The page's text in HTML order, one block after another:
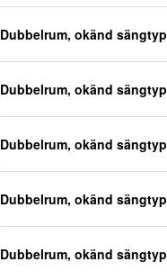
Dubbelrum, okänd sängtyp
Dubbelrum, okänd sängtyp
Dubbelrum, okänd sängtyp
Dubbelrum, okänd sängtyp
Dubbelrum, okänd sängtyp